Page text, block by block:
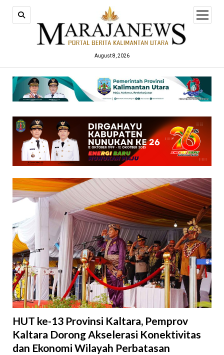
August 8, 2026
open
menu
HUT ke-13 Provinsi Kaltara, Pemprov
Kaltara Dorong Akselerasi Konektivitas
dan Ekonomi Wilayah Perbatasan